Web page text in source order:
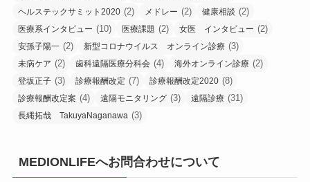
ヘルステックサミット2020 (2) メドレー (2) 健康相談 (2)
医療系インタビュー (10) 医療課題 (2) 女医 インタビュー (2)
安孫子陽一 (2) 新型コロナウイルス オンライン診療 (3)
未病ケア (2) 歯科遠隔医療分科会 (4) 海外オンライン診療 (2)
登坂正子 (3) 診療報酬改定 (7) 診療報酬改定2020 (8)
診療報酬改定案 (4) 遠隔モニタリング (3) 遠隔診療 (31)
長縄拓哉 TakuyaNaganawa (3)
MEDIONLIFEへお問合わせについて